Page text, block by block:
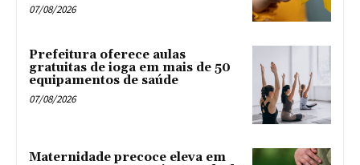
07/08/2026
Prefeitura oferece aulas
gratuitas de ioga em mais de 50
equipamentos de saúde
07/08/2026
Maternidade precoce eleva em